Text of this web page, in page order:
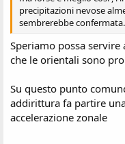
precipitazioni nevose
sembrerebbe confermata.
Speriamo possa
che le orientali sono
Su questo punto
addirittura fa partire
accelerazione zonale